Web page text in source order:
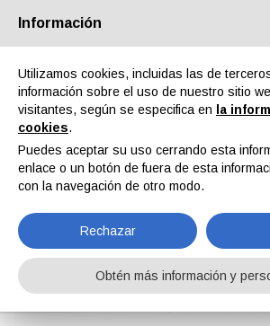
Quiénes somos Socios Contactos Área
Noticias
Noticias The Ask Joe Powder Powdcast – Episode 41
Información
Utilizamos cookies, incluidas las de
información sobre el uso de nuestro sitio
visitantes, según se especifica en
la
cookies.
Puedes aceptar su uso cerrando esta
enlace o un botón de fuera de esta
con la navegación de otro modo.
Rechazar
Obtén más información y